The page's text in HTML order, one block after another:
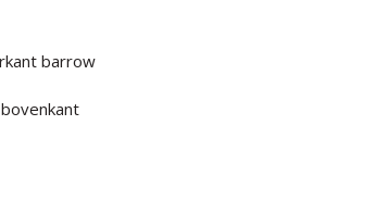
barrow